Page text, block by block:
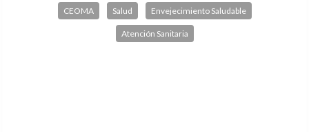
CEOMA Salud Envejecimiento Saludable
Atención Sanitaria